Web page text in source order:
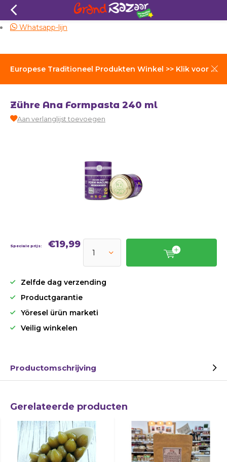
Europese Traditioneel Produkten Winkel >> Klik voor Verzendkosten
Zelfde dag verzending
Whatsapp-lijn
Zühre Ana Formpasta 240 ml
Aan verlanglijst toevoegen
Speciale prijs: €19,99
Zelfde dag verzending
Productgarantie
Yöresel ürün marketi
Veilig winkelen
Productomschrijving
Gerelateerde producten